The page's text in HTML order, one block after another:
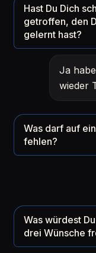
Hast Du Dich
getroffen, den
gelernt hast?
Ja
wieder
Was darf auf
fehlen?
Was würdest
drei Wünsche